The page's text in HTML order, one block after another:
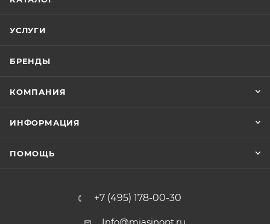
УСЛУГИ
БРЕНДЫ
КОМПАНИЯ
ИНФОРМАЦИЯ
ПОМОЩЬ
+7 (495) 178-00-30